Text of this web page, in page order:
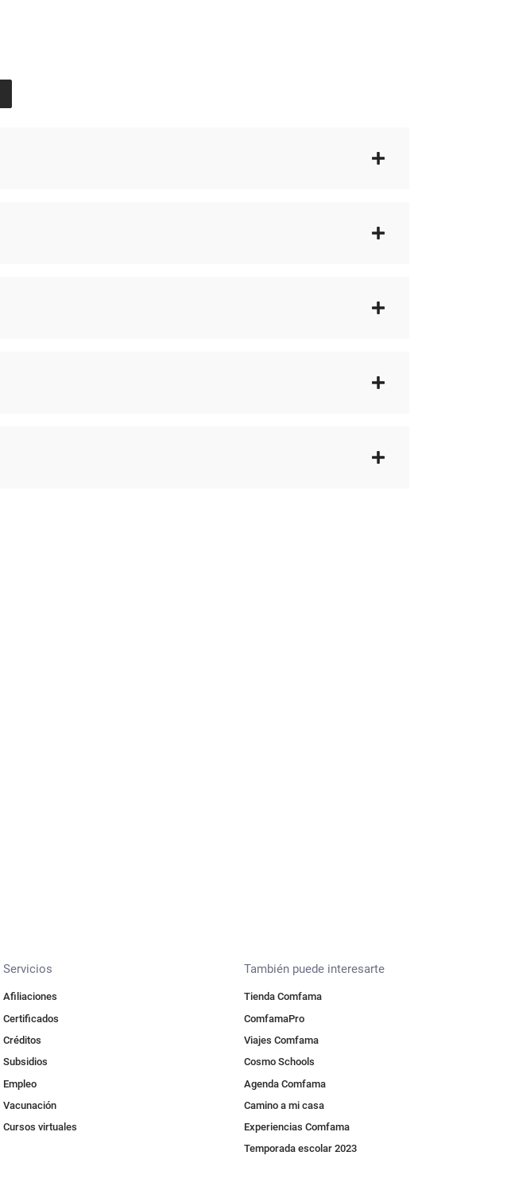
Servicios
Afiliaciones
Certificados
Créditos
Subsidios
Empleo
Vacunación
Cursos virtuales
También puede interesarte
Tienda Comfama
ComfamaPro
Viajes Comfama
Cosmo Schools
Agenda Comfama
Camino a mi casa
Experiencias Comfama
Temporada escolar 2023